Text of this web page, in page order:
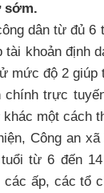
sớm.
dân từ đủ
khoản định
mức độ 2
trực
một cách
Công an
từ 6 đến
ấp, các tổ